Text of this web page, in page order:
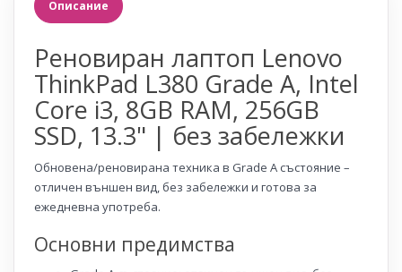
Описание
Реновиран лаптоп Lenovo
ThinkPad L380 Grade A, Intel
Core i3, 8GB RAM, 256GB
SSD, 13.3" | без забележки
Обновена/реновирана техника в Grade A състояние –
отличен външен вид, без забележки и готова за
ежедневна употреба.
Основни предимства